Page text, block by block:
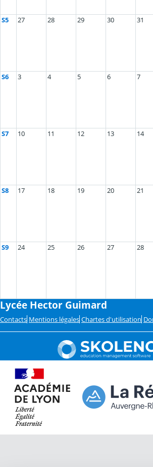
S5 27 28 29 30 31
S6 3 4 5 6 7
S7 10 11 12 13 14
S8 17 18 19 20 21
S9 24 25 26 27 28
Lycée Hector Guimard
Contacts Mentions légales Chartes d'utilisation